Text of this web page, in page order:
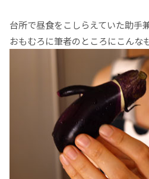
台所で昼食をこしらえていた助手
おもむろに筆者のところにこんな